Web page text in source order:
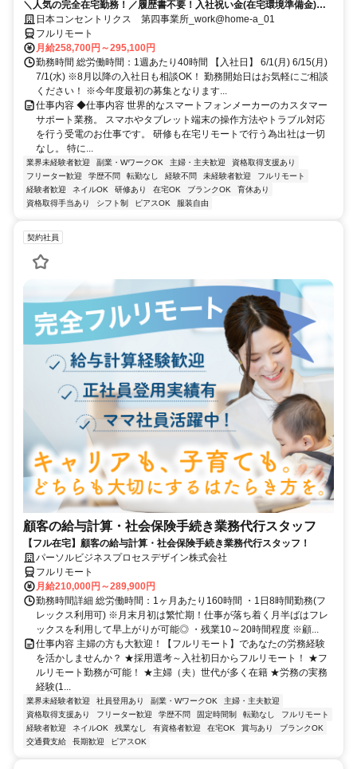
＼人気の完全在宅勤務！／履歴書不要！入社祝い金(在宅環境準備金)最
大5万円支給！入社手続きから研修・業務とすべてフルリモートなので
お住まいに関係なく働くことが出来る環境です！
日本コンセントリクス 第四事業所_work@home-a_01
フルリモート
月給258,700円～295,100円
勤務時間 総労働時間：1週あたり40時間 【入社日】 6/1(月) 6/15(月)
7/1(水) ※8月以降の入社日も相談OK！ 勤務開始日はお気軽にご相談
ください！ ※今年度最初の募集となります...
仕事内容 ◆仕事内容 世界的なスマートフォンメーカーのカスタマー
サポート業務。 スマホやタブレット端末の操作方法やトラブル対応
を行う受電のお仕事です。 研修も在宅リモートで行う為出社は一切
なし。 特に...
業界未経験者歓迎 副業・WワークOK 主婦・主夫歓迎
資格取得支援あり
フリーター歓迎
学歴不問 転勤なし 経験不問 未経験者歓迎
フルリモート
経験者歓迎
ネイルOK 研修あり 在宅OK ブランクOK
育休あり
資格取得手当あり
シフト制 ピアスOK 服装自由
契約社員
顧客の給与計算・社会保険手続き業務代行スタッフ
【フル在宅】顧客の給与計算・社会保険手続き業務代行スタッフ！
パーソルビジネスプロセスデザイン株式会社
フルリモート
月給210,000円～289,900円
勤務時間詳細 総労働時間：1ヶ月あたり160時間 ・1日8時間勤務(フ
レックス利用可) ※月末月初は繁忙期！仕事が落ち着く月半ばはフレ
ックスを利用して早上がりが可能◎ ・残業10～20時間程度 ※顧...
仕事内容 主婦の方も大歓迎！【フルリモート】であなたの労務経験
を活かしませんか？ ★採用選考～入社初日からフルリモート！ ★フ
ルリモート勤務が可能！ ★主婦（夫）世代が多く在籍 ★労務の実務
経験(1...
業界未経験者歓迎 社員登用あり 副業・WワークOK
主婦・主夫歓迎
資格取得支援あり
フリーター歓迎 学歴不問 固定時間制 転勤なし
フルリモート
経験者歓迎
ネイルOK 残業なし 有資格者歓迎 在宅OK 賞与あり
ブランクOK
交通費支給
長期歓迎 ピアスOK